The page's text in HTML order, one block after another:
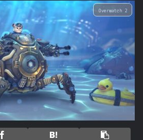
Overwatch 2